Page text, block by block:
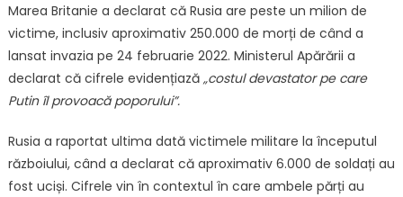
Marea Britanie a declarat că Rusia are peste un milion de
victime, inclusiv aproximativ 250.000 de morți de când a
lansat invazia pe 24 februarie 2022. Ministerul Apărării a
declarat că cifrele evidențiază „costul devastator pe care
Putin îl provoacă poporului”.
Rusia a raportat ultima dată victimele militare la începutul
războiului, când a declarat că aproximativ 6.000 de soldați au
fost uciși. Cifrele vin în contextul în care ambele părți au